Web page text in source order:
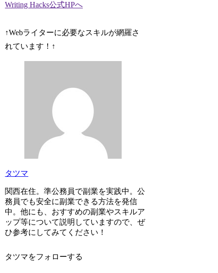
Writing Hacks公式HPへ
↑Webライターに必要なスキルが網羅さ
れています！↑
タツマ
関西在住。準公務員で副業を実践中。公
務員でも安全に副業できる方法を発信
中。他にも、おすすめの副業やスキルア
ップ等について説明していますので、ぜ
ひ参考にしてみてください！
タツマをフォローする